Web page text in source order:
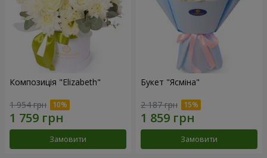
Композиція "Elizabeth"
1 954 грн
Замовити
Букет "Ясміна"
2 187 грн
Замовити